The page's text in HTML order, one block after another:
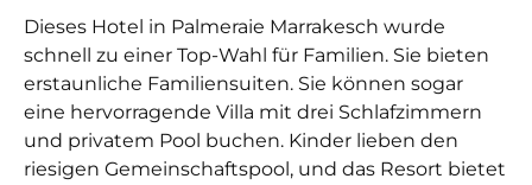
Dieses Hotel in Palmeraie Marrakesch wurde
schnell zu einer Top-Wahl für Familien. Sie bieten
erstaunliche Familiensuiten. Sie können sogar
eine hervorragende Villa mit drei Schlafzimmern
und privatem Pool buchen. Kinder lieben den
riesigen Gemeinschaftspool, und das Resort bietet